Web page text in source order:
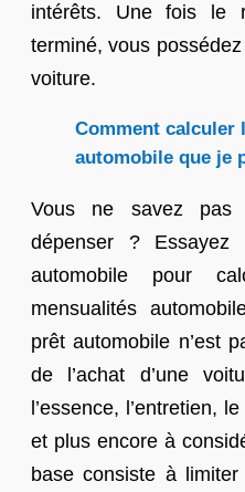
intérêts. Une fois le
terminé, vous
voiture.
Comment calculer
automobile que je
Vous ne savez pas
dépenser ?
automobile pour
mensualités
prêt automobile n’est
de l’achat d’une
l’essence, l’entretien,
et plus encore à
base consiste à